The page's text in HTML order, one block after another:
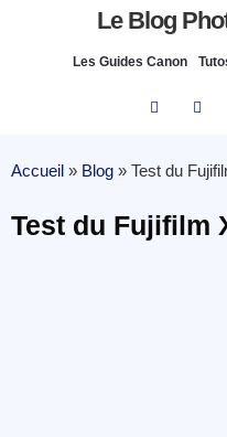
Le Blog
Les Guides Canon
Accueil » Blog » Test du
Test du Fujifilm